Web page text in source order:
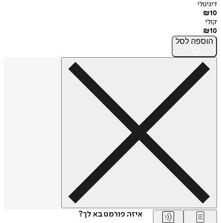
דיגיטלי
₪10
קולי
₪10
הוספה לסל
איזה פורמט בא לך?